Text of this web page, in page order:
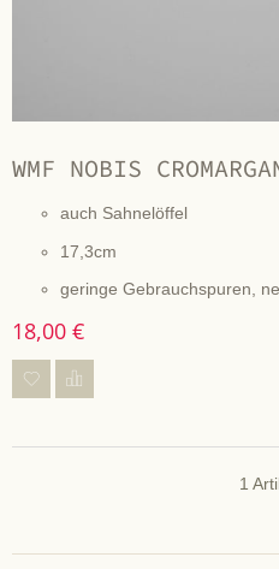
WMF NOBIS
auch Sahnelöffel
17,3cm
geringe Gebrauchspuren,
18,00 €
1